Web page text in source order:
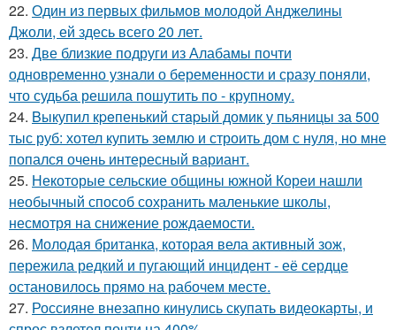
22. Один из первых фильмов молодой Анджелины
Джоли, ей здесь всего 20 лет.
23. Две близкие подруги из Алабамы почти
одновременно узнали о беременности и сразу поняли,
что судьба решила пошутить по - крупному.
24. Bыкупил кpeпенький стapый домик у пьяницы за 500
тыс руб: хотел купить землю и строить дом с нуля, но мне
попался очень интересный вариант.
25. Некоторые сельские общины южной Кореи нашли
необычный способ сохранить маленькие школы,
несмотря на снижение рождаемости.
26. Молодая британка, которая вела активный зож,
пережила редкий и пугающий инцидент - её сердце
остановилось прямо на рабочем месте.
27. Россияне внезапно кинулись скупать видеокарты, и